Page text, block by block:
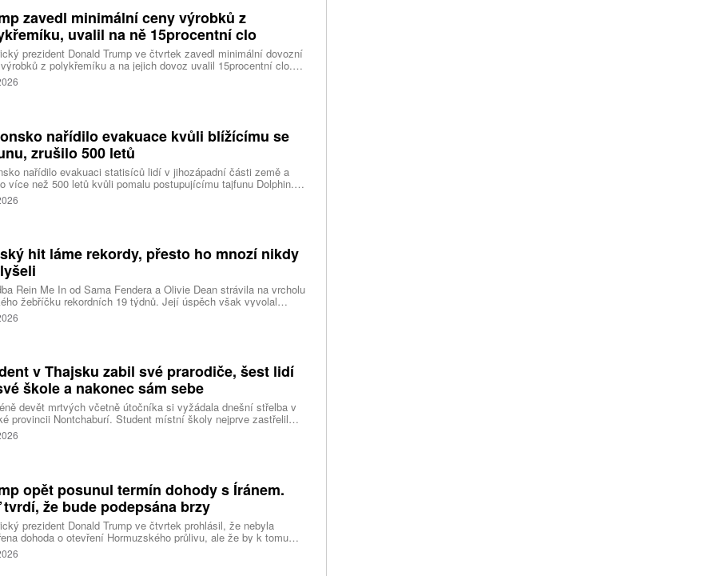
zavedl minimální ceny výrobků z
uvalil na ně 15procentní clo
prezident Donald Trump ve čtvrtek zavedl minimální dovozní
z polykřemíku a na jejich dovoz uvalil 15procentní clo.
se používá při výrobě polovodičů a je hlavní složkou
panelů, jeho největším světovým producentem je Čína.
Reuters.nařídilo evakuace kvůli blížícímu se
zrušilo 500 letů
nařídilo evakuaci statisíců lidí v jihozápadní části země a
více než 500 letů kvůli pomalu postupujícímu tajfunu Dolphin.
meteorologů přinese tajfun do oblasti silný vítr, prudký déšť a
vlny, píše agentura Reuters. Dolphin je tajfunem první, tedy
meteorologická agentura (JMA).
hit láme rekordy, přesto ho mnozí nikdy
Rein Me In od Sama Fendera a Olivie Dean strávila na vrcholu
žebříčku rekordních 19 týdnů. Její úspěch však vyvolal
reakci. Řada lidí tvrdí, že píseň nikdy neslyšela. Hudební
totiž rozdělil do menších skupin, které poslouchají úplně jiné
v Thajsku zabil své prarodiče, šest lidí
škole a nakonec sám sebe
devět mrtvých včetně útočníka si vyžádala dnešní střelba v
provincii Nontchaburí. Student místní školy nejprve zastřelil
svého dědečka oba prarodiče a pak se vydal do školy, kde zabil
a tři žáky, dalších 15 lidí zranil a nakonec spáchal
opět posunul termín dohody s Íránem.
tvrdí, že bude podepsána brzy
prezident Donald Trump ve čtvrtek prohlásil, že nebyla
dohoda o otevření Hormuzského průlivu, ale že by k tomu
dojít brzy. Írán je mezitím nadosah dohody o tranzitu v úžině
která může pro Trumpa představovat problém.